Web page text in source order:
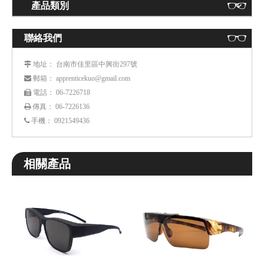
產品類別
聯絡我們
 地址 ： 台南市佳里區中興街297號
 郵箱 ： apprenticekuo@gmail.com
 電話 ： 06-7226718
傳真： 06-7226136
 手機： 0921549436
相關產品